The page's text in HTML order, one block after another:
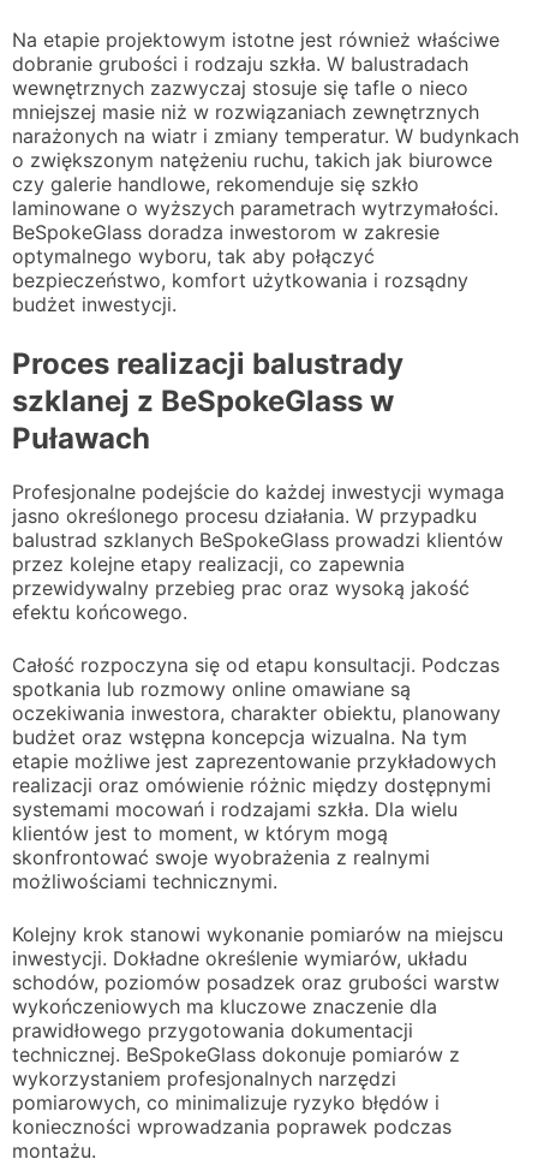
Na etapie projektowym istotne jest również właściwe
dobranie grubości i rodzaju szkła. W balustradach
wewnętrznych zazwyczaj stosuje się tafle o nieco
mniejszej masie niż w rozwiązaniach zewnętrznych
narażonych na wiatr i zmiany temperatur. W budynkach
o zwiększonym natężeniu ruchu, takich jak biurowce
czy galerie handlowe, rekomenduje się szkło
laminowane o wyższych parametrach wytrzymałości.
BeSpokeGlass doradza inwestorom w zakresie
optymalnego wyboru, tak aby połączyć
bezpieczeństwo, komfort użytkowania i rozsądny
budżet inwestycji.
Proces realizacji balustrady
szklanej z BeSpokeGlass w
Puławach
Profesjonalne podejście do każdej inwestycji wymaga
jasno określonego procesu działania. W przypadku
balustrad szklanych BeSpokeGlass prowadzi klientów
przez kolejne etapy realizacji, co zapewnia
przewidywalny przebieg prac oraz wysoką jakość
efektu końcowego.
Całość rozpoczyna się od etapu konsultacji. Podczas
spotkania lub rozmowy online omawiane są
oczekiwania inwestora, charakter obiektu, planowany
budżet oraz wstępna koncepcja wizualna. Na tym
etapie możliwe jest zaprezentowanie przykładowych
realizacji oraz omówienie różnic między dostępnymi
systemami mocowań i rodzajami szkła. Dla wielu
klientów jest to moment, w którym mogą
skonfrontować swoje wyobrażenia z realnymi
możliwościami technicznymi.
Kolejny krok stanowi wykonanie pomiarów na miejscu
inwestycji. Dokładne określenie wymiarów, układu
schodów, poziomów posadzek oraz grubości warstw
wykończeniowych ma kluczowe znaczenie dla
prawidłowego przygotowania dokumentacji
technicznej. BeSpokeGlass dokonuje pomiarów z
wykorzystaniem profesjonalnych narzędzi
pomiarowych, co minimalizuje ryzyko błędów i
konieczności wprowadzania poprawek podczas
montażu.